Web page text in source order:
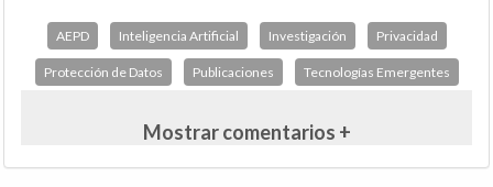
AEPD Inteligencia Artificial Investigación Privacidad
Protección de Datos Publicaciones Tecnologías Emergentes
Mostrar comentarios +